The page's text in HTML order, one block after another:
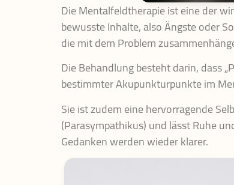
Die Mentalfeldtherapie ist eine der
bewusste Inhalte, also Ängste oder
die mit dem Problem
Die Behandlung besteht darin, dass
bestimmter Akupunkturpunkte im
Sie ist zudem eine hervorragende
(Parasympathikus) und lässt Ruhe
Gedanken werden wieder klarer.